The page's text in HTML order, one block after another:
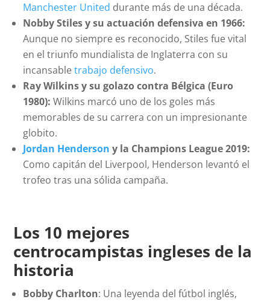
Manchester United durante más de una década.
Nobby Stiles y su actuación defensiva en 1966:
Aunque no siempre es reconocido, Stiles fue vital
en el triunfo mundialista de Inglaterra con su
incansabletrabajo defensivo.
Ray Wilkins y su golazo contra Bélgica (Euro
1980): Wilkins marcó uno de los goles más
memorables de su carrera con un impresionante
globito.
Jordan Henderson y la Champions League 2019:
Como capitán del Liverpool, Henderson levantó el
trofeo tras una sólida campaña.
Los 10 mejores
centrocampistas ingleses de la
historia
Bobby Charlton: Una leyenda del fútbol inglés,